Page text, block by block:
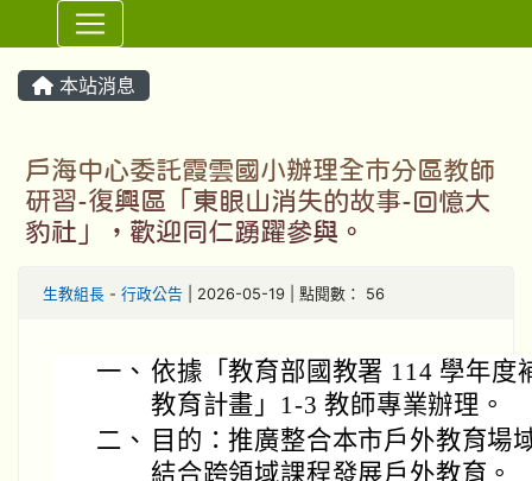
⏸
本站消息
戶海中心委託霞雲國小辦理全市分區教師
研習-復興區「東眼山消失的故事-回憶大
豹社」，歡迎同仁踴躍參與。
生教組長 - 行政公告 | 2026-05-19 | 點閱數： 56
一、 依據「教育部國教署 114 學年度
教育計畫」1-3 教師專業辦理。
二、
目的：推廣整合本市戶外教育場
結合跨領域課程發展戶外教育。